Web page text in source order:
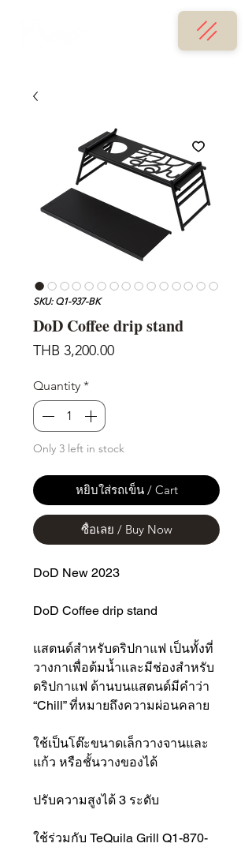
SKU: Q1-937-BK
DoD Coffee drip stand
THB 3,200.00Price
Quantity *
Only 3 left in stock
หยิบใส่รถเข็น / Cart
ซื้อเลย / Buy Now
DoD New 2023
DoD Coffee drip stand
แสตนด์สำหรับดริปกาแฟ เป็นทั้งที่
วางกาเพื่อต้มน้ำและมีช่องสำหรับ
ดริปกาแฟ ด้านบนแสตนด์มีคำว่า
“Chill” ที่หมายถึงความผ่อนคลาย
ใช้เป็นโต๊ะขนาดเล็กวางจานและ
แก้ว หรือชั้นวางของได้
ปรับความสูงได้ 3 ระดับ
ใช้ร่วมกับ TeQuila Grill Q1-870-